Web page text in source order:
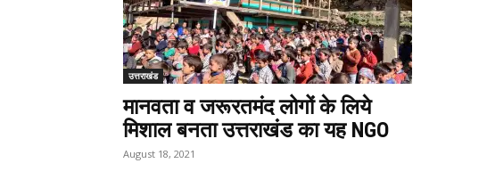
उत्तराखंड
मानवता व जरूरतमंद लोगों के लिये
मिशाल बनता उत्तराखंड का यह NGO
August 18, 2021